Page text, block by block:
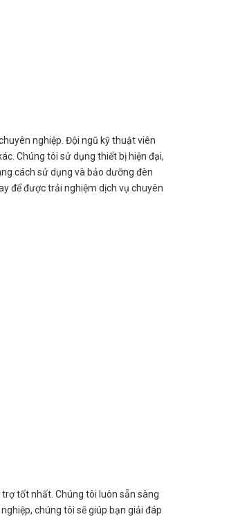
nghiệp. Đội ngũ kỹ thuật viên
Chúng tôi sử dụng thiết bị hiện đại,
cách sử dụng và bảo dưỡng đèn
để được trải nghiệm dịch vụ chuyên
tốt nhất. Chúng tôi luôn sẵn sàng
chúng tôi sẽ giúp bạn giải đáp